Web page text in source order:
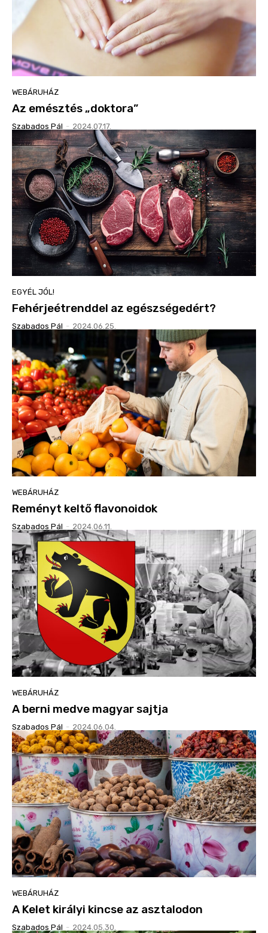
WEBÁRUHÁZ
Az emésztés „doktora”
Szabados Pál - 2024.07.17.
EGYÉL JÓL!
Fehérjeétrenddel az egészségedért?
Szabados Pál - 2024.06.25.
WEBÁRUHÁZ
Reményt keltő flavonoidok
Szabados Pál - 2024.06.11.
WEBÁRUHÁZ
A berni medve magyar sajtja
Szabados Pál - 2024.06.04.
WEBÁRUHÁZ
A Kelet királyi kincse az asztalodon
Szabados Pál - 2024.05.30.